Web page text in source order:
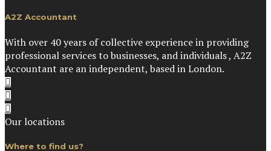
A2Z Accountant
With over 40 years of collective experience in providing
professional services to businesses, and individuals , A2Z
Accountant are an independent, based in London.
Our locations
Where to find us?